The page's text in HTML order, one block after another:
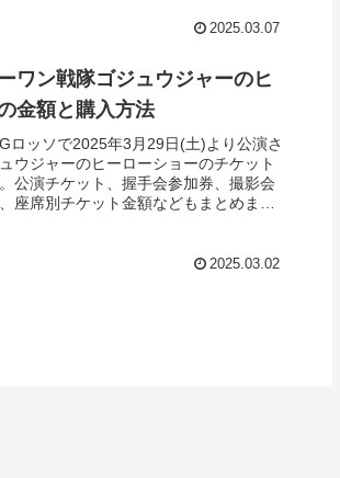
2025.03.07
ワン戦隊ゴジュウジャーのヒ
金額と購入方法
ロッソで2025年3月29日(土)より公演さ
ウジャーのヒーローショーのチケット
公演チケット、握手会参加券、撮影会
座席別チケット金額などもまとめまし
2025.03.02